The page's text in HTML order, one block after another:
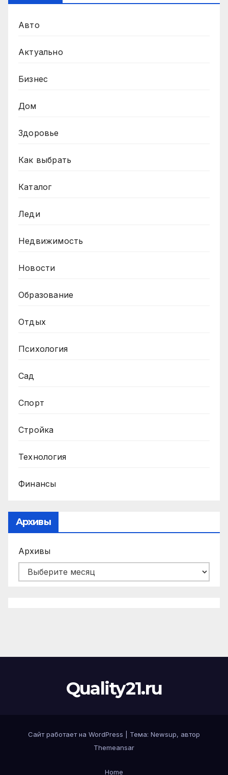
Авто
Актуально
Бизнес
Дом
Здоровье
Как выбрать
Каталог
Леди
Недвижимость
Новости
Образование
Отдых
Психология
Сад
Спорт
Стройка
Технология
Финансы
Архивы
Архивы
Quality21.ru
Сайт работает на WordPress Тема: Newsup, автор
Themeansar
Home